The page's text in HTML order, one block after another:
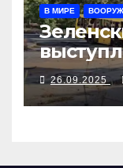
В МИРЕ
рубеж
26.09.2025